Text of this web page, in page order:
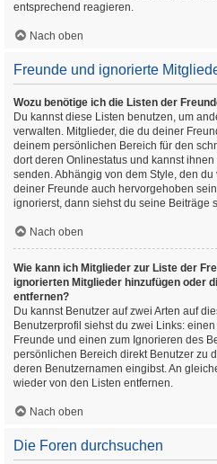
entsprechend reagieren.
Nach oben
Freunde und ignorierte
Wozu benötige ich die Listen der
Du kannst diese Listen benutzen, um
verwalten. Mitglieder, die du deiner
deinem persönlichen Bereich für den
dort deren Onlinestatus und kannst
senden. Abhängig von dem Style, den
deiner Freunde auch hervorgehoben
ignorierst, dann siehst du seine Beiträge
Nach oben
Wie kann ich Mitglieder zur Liste der
ignorierten Mitglieder hinzufügen oder
entfernen?
Du kannst Benutzer auf zwei Arten auf
Benutzerprofil siehst du zwei Links:
Freunde und einen zum Ignorieren des
persönlichen Bereich direkt Benutzer zu
deren Benutzernamen eingibst. An
wieder von den Listen entfernen.
Nach oben
Die Foren durchsuchen